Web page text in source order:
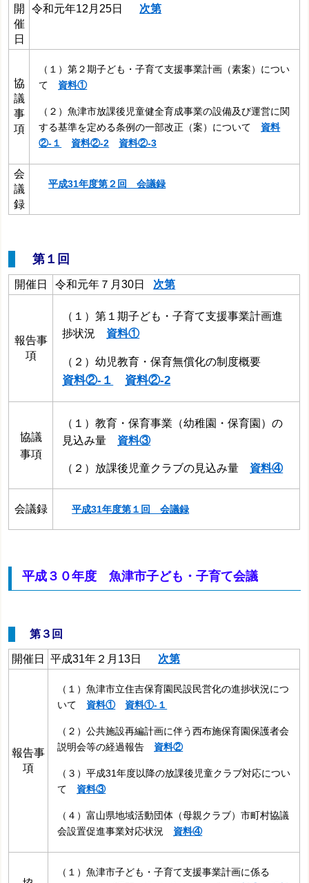
開
催
日
令和元年12月25日 次第
協
議
事
項
（１）第２期子ども・子育て支援事業計画（素案）につい
て
資料①
（２）魚津市放課後児童健全育成事業の設備及び運営に関
する基準を定める条例の一部改正（案）について
資料
②‐１
資料②-2 資料②-3
会
議
録
平成31年度第２回 会議録
第１回
開催日 令和元年７月30日 次第
報告事
項
（１）第１期子ども・子育て支援事業計画進
捗状況
資料①
（２）幼児教育・保育無償化の制度概要
資料②‐１ 資料②‐2
協議
事項
（１）教育・保育事業（幼稚園・保育園）の
見込み量 資料③
（２）放課後児童クラブの見込み量 資料④
会議録 平成31年度第１回 会議録
平成３０年度 魚津市子ども・子育て会議
第３回
開催日 平成31年２月13日 次第
報告事
項
（１）魚津市立住吉保育園民設民営化の進捗状況につ
いて
資料① 資料①‐１
（２）公共施設再編計画に伴う西布施保育園保護者会
説明会等の経過報告 資料②
（３）平成31年度以降の放課後児童クラブ対応につい
て 資料③
（４）富山県地域活動団体（母親クラブ）市町村協議
会設置促進事業対応状況 資料④
（１）魚津市子ども・子育て支援事業計画に係る